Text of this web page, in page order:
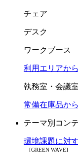
チェア
デスク
ワークブース
利用エリアか
執務室・会議
常備在庫品か
テーマ別コン
環境課題に対
[GREEN WAVE]